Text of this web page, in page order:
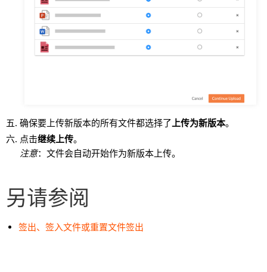
确保要上传新版本的所有文件都选择了 上传为新版本。
点击继续上传。
注意：文件会自动开始作为新版本上传。
另请参阅
签出、签入文件或重置文件签出